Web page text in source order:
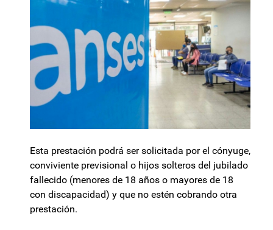
Esta prestación podrá ser solicitada por el cónyuge,
conviviente previsional o hijos solteros del jubilado
fallecido (menores de 18 años o mayores de 18
con discapacidad) y que no estén cobrando otra
prestación.